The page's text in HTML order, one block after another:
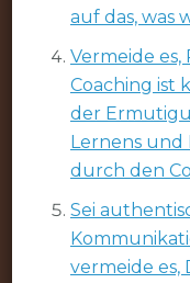
auf das, was
Vermeide
Coaching ist
der
Lernens und
durch den
Sei
vermeide es,